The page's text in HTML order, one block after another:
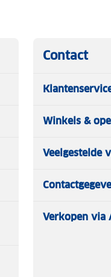
Contact
Winkels &
Veelgestelde
Verkopen via